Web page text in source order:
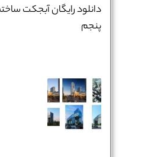
دانلود رایگان آبجکت
پنجم
تلفن همراه : *